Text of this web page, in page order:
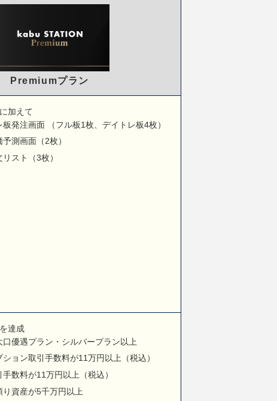
Premiumプラン
加えて
発注画面 （フル板1枚、デイトレ板4枚）
測画面（2枚）
スト（3枚）
達成
口優遇プラン・シルバープラン以上
ョン取引手数料が11万円以上（税込）
数料が11万円以上（税込）
資産が5千万円以上